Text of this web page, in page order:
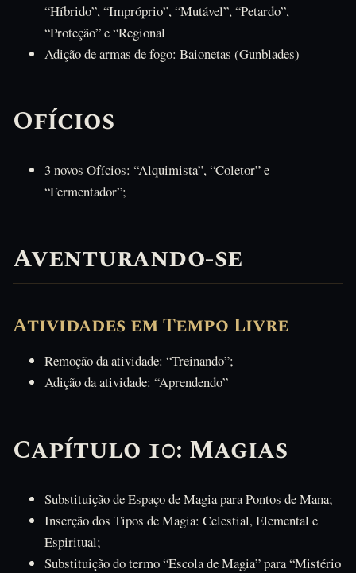
“Híbrido”, “Impróprio”, “Mutável”, “Petardo”,
“Proteção” e “Regional
Adição de armas de fogo: Baionetas (Gunblades)
Ofícios
3 novos Ofícios: “Alquimista”, “Coletor” e
“Fermentador”;
Aventurando-se
Atividades em Tempo Livre
Remoção da atividade: “Treinando”;
Adição da atividade: “Aprendendo”
Capítulo 10: Magias
Substituição de Espaço de Magia para Pontos de Mana;
Inserção dos Tipos de Magia: Celestial, Elemental e
Espiritual;
Substituição do termo “Escola de Magia” para “Mistério